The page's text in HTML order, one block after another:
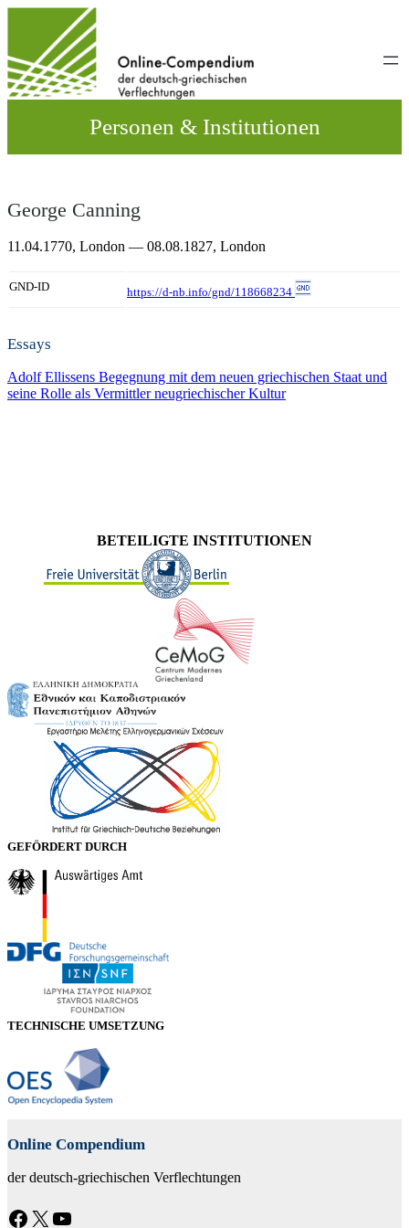
wechseln
Personen & Institutionen
George Canning
11.04.1770, London — 08.08.1827, London
GND-ID https://d-nb.info/gnd/118668234
Essays
Adolf Ellissens Begegnung mit dem neuen griechischen Staat und
seine Rolle als Vermittler neugriechischer Kultur
BETEILIGTE INSTITUTIONEN
GEFÖRDERT DURCH
TECHNISCHE UMSETZUNG
Online Compendium
der deutsch-griechischen Verflechtungen
Facebook X YouTube